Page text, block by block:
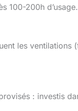
100-200h
les ventilations
: investis